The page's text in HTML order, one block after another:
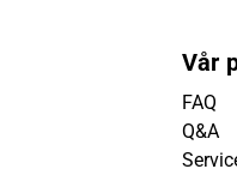
Vår
FAQ
Q&A